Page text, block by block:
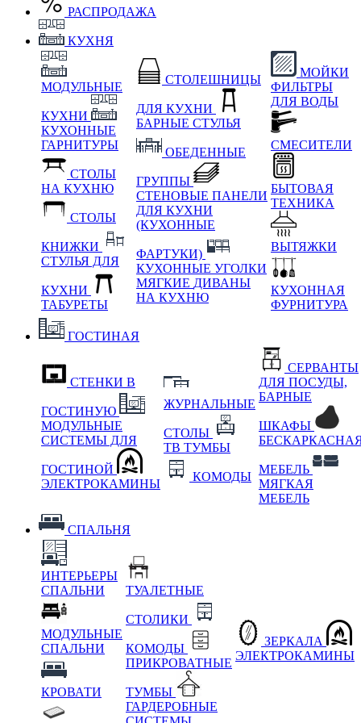
РАСПРОДАЖА
КУХНЯ
МОДУЛЬНЫЕ
КУХНИ
КУХОННЫЕ
ГАРНИТУРЫ
СТОЛЫ
НА КУХНЮ
СТОЛЫ
КНИЖКИ
СТУЛЬЯ ДЛЯ
КУХНИ
ТАБУРЕТЫ
СТОЛЕШНИЦЫ
ДЛЯ КУХНИ
БАРНЫЕ СТУЛЬЯ
ОБЕДЕННЫЕ
ГРУППЫ
СТЕНОВЫЕ ПАНЕЛИ
ДЛЯ КУХНИ
(КУХОННЫЕ
ФАРТУКИ)
КУХОННЫЕ УГОЛКИ
МЯГКИЕ ДИВАНЫ
НА КУХНЮ
МОЙКИ
ФИЛЬТРЫ
ДЛЯ ВОДЫ
СМЕСИТЕЛИ
БЫТОВАЯ
ТЕХНИКА
ВЫТЯЖКИ
КУХОННАЯ
ФУРНИТУРА
ГОСТИНАЯ
СТЕНКИ В
ГОСТИНУЮ
МОДУЛЬНЫЕ
СИСТЕМЫ ДЛЯ
ГОСТИНОЙ
ЭЛЕКТРОКАМИНЫ
ЖУРНАЛЬНЫЕ
СТОЛЫ
ТВ ТУМБЫ
КОМОДЫ
СЕРВАНТЫ
ДЛЯ ПОСУДЫ,
БАРНЫЕ
ШКАФЫ
МЕБЕЛЬ
МЯГКАЯ
МЕБЕЛЬ
СПАЛЬНЯ
ИНТЕРЬЕРЫ
СПАЛЬНИ
МОДУЛЬНЫЕ
СПАЛЬНИ
КРОВАТИ
ТУАЛЕТНЫЕ
СТОЛИКИ
КОМОДЫ
ПРИКРОВАТНЫЕ
ТУМБЫ
ГАРДЕРОБНЫЕ
ЗЕРКАЛА
ЭЛЕКТРОКАМИНЫ